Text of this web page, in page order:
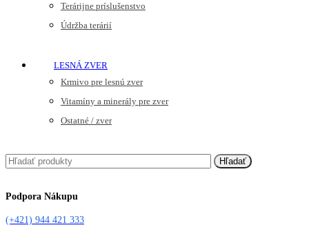
Terárijne príslušenstvo
Údržba terárií
LESNÁ ZVER
Krmivo pre lesnú zver
Vitamíny a minerály pre zver
Ostatné / zver
Hľadať
Podpora Nákupu
(+421) 944 421 333